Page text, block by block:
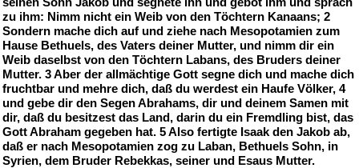
zu ihm: Nimm nicht ein Weib von den Töchtern Kanaans; 2
Sondern mache dich auf und ziehe nach Mesopotamien zum
Hause Bethuels, des Vaters deiner Mutter, und nimm dir ein
Weib daselbst von den Töchtern Labans, des Bruders deiner
Mutter. 3 Aber der allmächtige Gott segne dich und mache dich
fruchtbar und mehre dich, daß du werdest ein Haufe Völker, 4
und gebe dir den Segen Abrahams, dir und deinem Samen mit
dir, daß du besitzest das Land, darin du ein Fremdling bist, das
Gott Abraham gegeben hat. 5 Also fertigte Isaak den Jakob ab,
daß er nach Mesopotamien zog zu Laban, Bethuels Sohn, in
Syrien, dem Bruder Rebekkas, seiner und Esaus Mutter.